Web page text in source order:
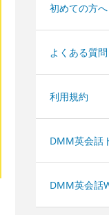
初めての方へ
よくある質問
利用規約
DMM英会話
DMM英会話